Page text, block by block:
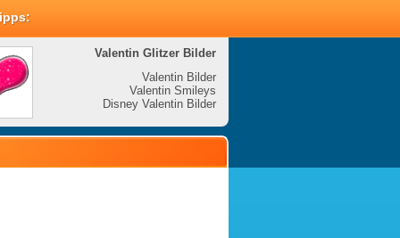
Valentin Glitzer Bilder
Valentin Bilder
Valentin Smileys
Disney Valentin Bilder